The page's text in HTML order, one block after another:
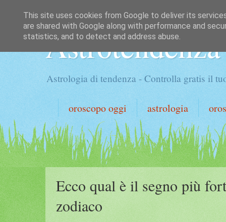
Astrotendenza
Astrologia di tendenza - Controlla gratis il
oroscopo oggi astrologia
Ecco qual è il segno più
zodiaco
This site uses cookies from Google to deliver its
are shared with Google along with performance and
statistics, and to detect and address abuse.